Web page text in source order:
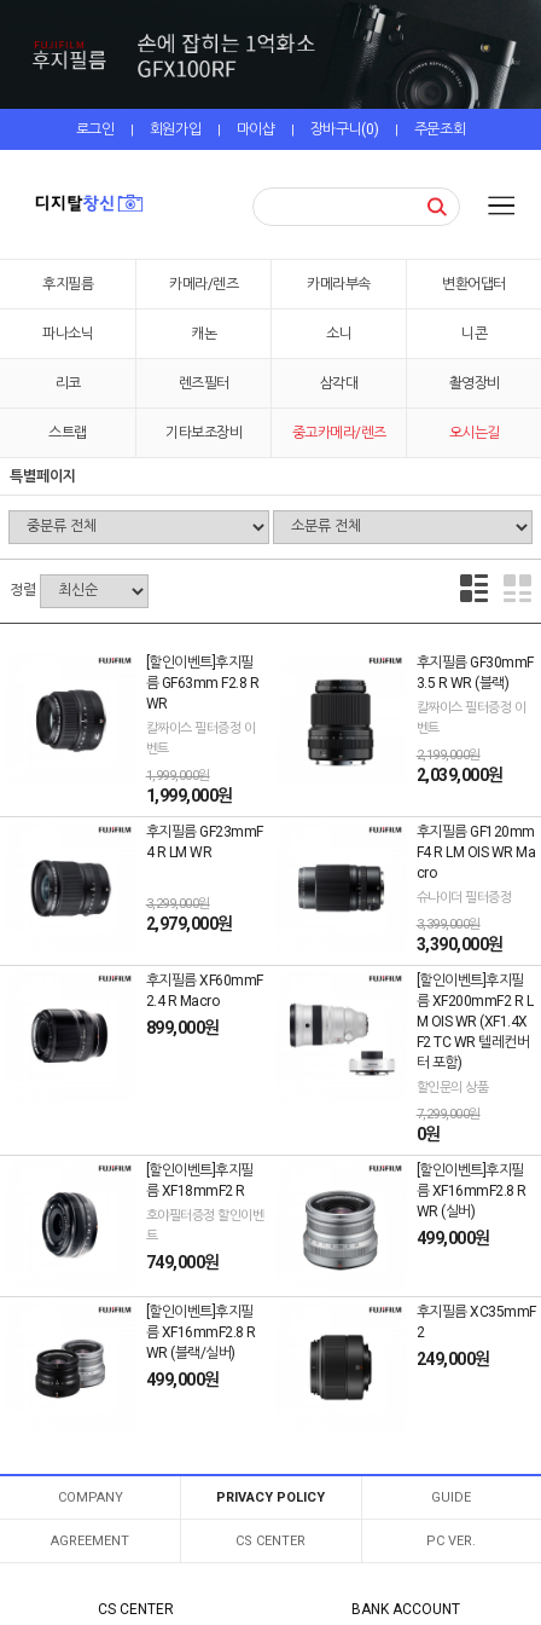
로그인 | 회원가입 | 마이샵 | 장바구니(0) | 주문조회
후지필름 카메라/렌즈 카메라부속 변환어댑터
파나소닉 캐논 소니 니콘
리코 렌즈필터 삼각대 촬영장비
스트랩 기타보조장비 중고카메라/렌즈 오시는길
특별페이지
정렬
[할인이벤트]후지필
름 GF63mm F2.8 R
WR
칼짜이스 필터증정 이
벤트
1,999,000원
1,999,000원
후지필름 GF30mmF
3.5 R WR (블랙)
칼짜이스 필터증정 이
벤트
2,199,000원
2,039,000원
후지필름 GF23mmF
4 R LM WR
3,299,000원
2,979,000원
후지필름 GF120mm
F4 R LM OIS WR Ma
cro
슈나이더 필터증정
3,399,000원
3,390,000원
후지필름 XF60mmF
2.4 R Macro
899,000원
[할인이벤트]후지필
름 XF200mmF2 R L
M OIS WR (XF1.4X
F2 TC WR 텔레컨버
터 포함)
할인문의 상품
7,299,000원
0원
[할인이벤트]후지필
름 XF18mmF2 R
호야필터증정 할인이벤
트
749,000원
[할인이벤트]후지필
름 XF16mmF2.8 R
WR (실버)
499,000원
[할인이벤트]후지필
름 XF16mmF2.8 R
WR (블랙/실버)
499,000원
후지필름 XC35mmF
2
249,000원
COMPANY PRIVACY POLICY GUIDE
AGREEMENT CS CENTER PC VER.
CS CENTER BANK ACCOUNT